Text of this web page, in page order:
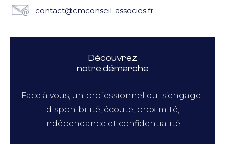
contact@cmconseil-associes.fr
Découvrez
notre démarche
Face à vous, un professionnel qui s’engage :
disponibilité, écoute, proximité,
indépendance et confidentialité.